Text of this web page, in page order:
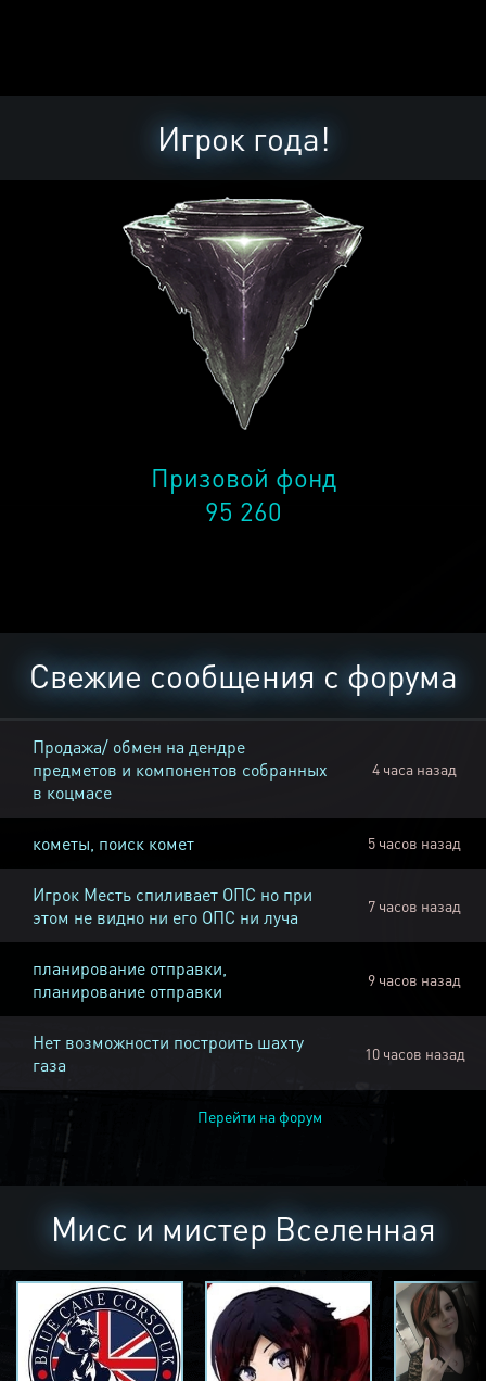
Игрок года!
Призовой фонд
95 260
Свежие сообщения с форума
Продажа/ обмен на дендре
предметов и компонентов собранных
в коцмасе
4 часа назад
кометы, поиск комет 5 часов назад
Игрок Месть спиливает ОПС но при
этом не видно ни его ОПС ни луча
7 часов назад
планирование отправки,
планирование отправки
9 часов назад
Нет возможности построить шахту
газа
10 часов назад
Перейти на форум
Мисс и мистер Вселенная